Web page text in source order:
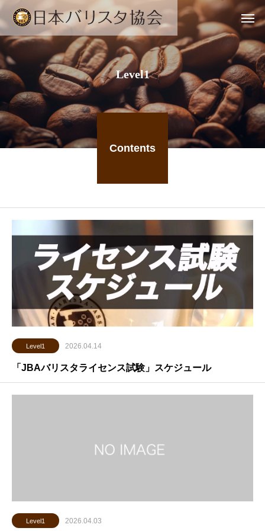
Level1
Contents
Level1 2026.04.14
「JBAバリスタライセンス試験」スケジュール
Level1 2026.04.03